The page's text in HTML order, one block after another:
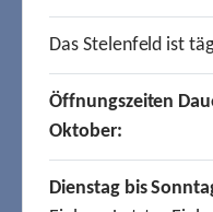
Das Stelenfeld ist
Öffnungszeiten
Oktober:
Dienstag bis